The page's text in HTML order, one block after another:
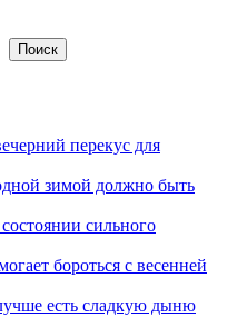
Поиск
перекус для
зимой должно быть
сильного
бороться с весенней
есть сладкую дыню